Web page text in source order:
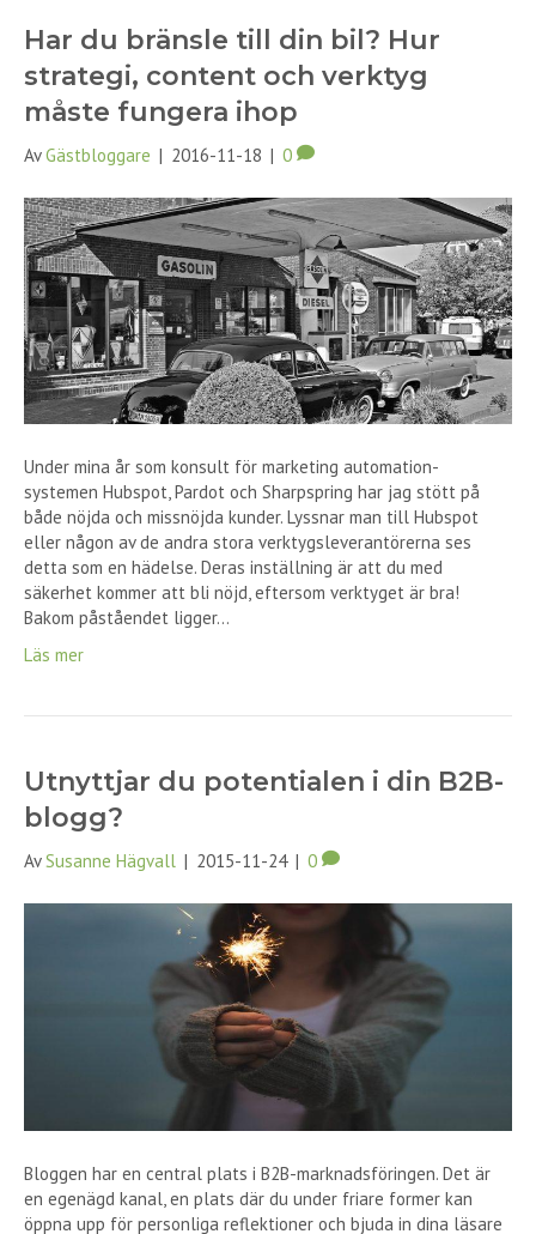
Har du bränsle till din bil? Hur
strategi, content och verktyg
måste fungera ihop
AvGästbloggare | 2016-11-18 | 0
Under mina år som konsult för marketing automation-
systemen Hubspot, Pardot och Sharpspring har jag stött på
både nöjda och missnöjda kunder. Lyssnar man till Hubspot
eller någon av de andra stora verktygsleverantörerna ses
detta som en hädelse. Deras inställning är att du med
säkerhet kommer att bli nöjd, eftersom verktyget är bra!
Bakom påståendet ligger…
Läs mer
Utnyttjar du potentialen i din B2B-
blogg?
AvSusanne Hägvall | 2015-11-24 | 0
Bloggen har en central plats i B2B-marknadsföringen. Det är
en egenägd kanal, en plats där du under friare former kan
öppna upp för personliga reflektioner och bjuda in dina läsare